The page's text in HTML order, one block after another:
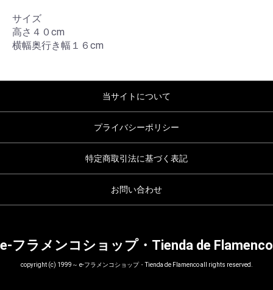
サイズ
高さ４０cm
横幅奥行き幅１６cm
当サイトについて
プライバシーポリシー
特定商取引法に基づく表記
お問い合わせ
e-フラメンコショップ・Tienda de Flamenco
copyright (c) 1999～ e-フラメンコショップ・Tienda de Flamenco all rights reserved.